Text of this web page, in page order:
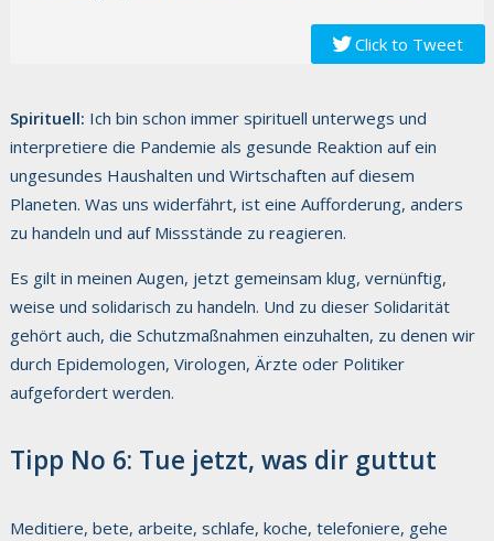
Click to Tweet
Spirituell: Ich bin schon immer spirituell unterwegs und
interpretiere die Pandemie als gesunde Reaktion auf ein
ungesundes Haushalten und Wirtschaften auf diesem
Planeten. Was uns widerfährt, ist eine Aufforderung, anders
zu handeln und auf Missstände zu reagieren.
Es gilt in meinen Augen, jetzt gemeinsam klug, vernünftig,
weise und solidarisch zu handeln. Und zu dieser Solidarität
gehört auch, die Schutzmaßnahmen einzuhalten, zu denen wir
durch Epidemologen, Virologen, Ärzte oder Politiker
aufgefordert werden.
Tipp No 6: Tue jetzt, was dir guttut
Meditiere, bete, arbeite, schlafe, koche, telefoniere, gehe